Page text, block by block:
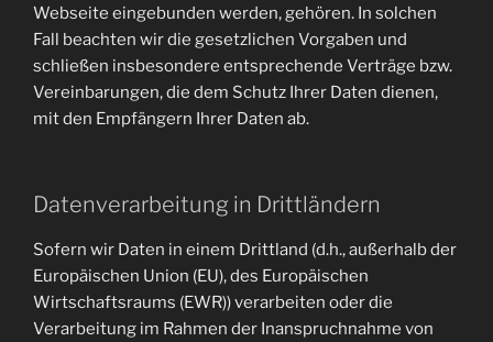
Webseite eingebunden werden, gehören. In solchen
Fall beachten wir die gesetzlichen Vorgaben und
schließen insbesondere entsprechende Verträge bzw.
Vereinbarungen, die dem Schutz Ihrer Daten dienen,
mit den Empfängern Ihrer Daten ab.
Datenverarbeitung in Drittländern
Sofern wir Daten in einem Drittland (d.h., außerhalb der
Europäischen Union (EU), des Europäischen
Wirtschaftsraums (EWR)) verarbeiten oder die
Verarbeitung im Rahmen der Inanspruchnahme von